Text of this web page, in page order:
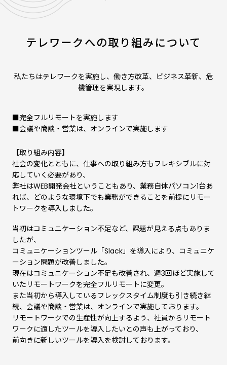
テレワークへの取り組みについて
私たちはテレワークを実施し、働き方改革、ビジネス革新、危
機管理を実現します。
■完全フルリモートを実施します
■会議や商談・営業は、オンラインで実施します
【取り組み内容】
社会の変化とともに、仕事への取り組み方もフレキシブルに対
応していく必要があり、
弊社はWEB開発会社ということもあり、業務自体パソコン1台あ
れば、どのような環境下でも業務ができることを前提にリモー
トワークを導入しました。
当初はコミュニケーション不足など、課題が見える点もありま
したが、
コミュニケーションツール「Slack」を導入により、コミュニケ
ーション問題が改善しました。
現在はコミュニケーション不足も改善され、週3回ほど実施して
いたリモートワークを完全フルリモートに変更。
また当初から導入しているフレックスタイム制度も引き続き継
続、会議や商談・営業は、オンラインで実施しております。
リモートワークでの生産性が向上するよう、社員からリモート
ワークに適したツールを導入したいとの声も上がっており、
前向きに新しいツールを導入を検討しております。